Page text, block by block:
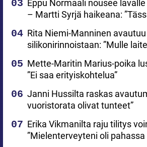
Eppu Normaali nousee
– Martti Syrjä haikeana:
Rita Niemi-Manninen avautuu
silikonirinnoistaan: ”Mulle
Mette-Maritin Marius-poika
”Ei saa erityiskohtelua”
Janni Hussilta raskas
vuoristorata olivat tunteet”
Erika Vikmanilta raju tilitys
”Mielenterveyteni oli pahassa